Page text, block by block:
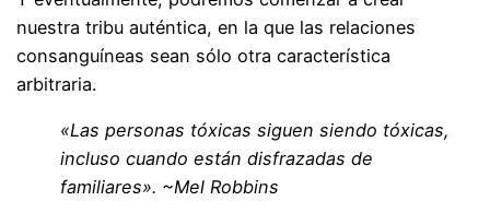
nuestra tribu auténtica, en la que las relaciones
consanguíneas sean sólo otra característica
arbitraria.
«Las personas tóxicas siguen siendo tóxicas,
incluso cuando están disfrazadas de
familiares». ~Mel Robbins